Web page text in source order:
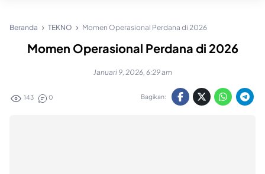
Beranda TEKNO Momen Operasional Perdana di 2026
Momen Operasional Perdana di 2026
Januari 9, 2026, 6:29 am
143 0 Bagikan: